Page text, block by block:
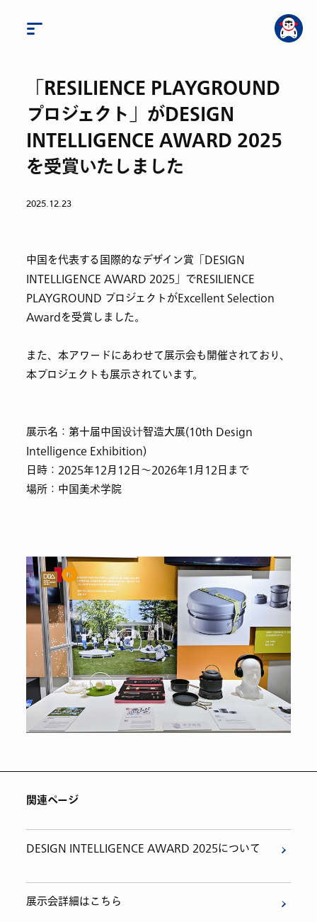
「RESILIENCE PLAYGROUND
プロジェクト」がDESIGN
INTELLIGENCE AWARD 2025
を受賞いたしました
2025.12.23
中国を代表する国際的なデザイン賞「DESIGN
INTELLIGENCE AWARD 2025」でRESILIENCE
PLAYGROUND プロジェクトがExcellent Selection
Awardを受賞しました。
また、本アワードにあわせて展示会も開催されており、
本プロジェクトも展示されています。
展示名：第十届中国设计智造大展(10th Design
Intelligence Exhibition)
日時：2025年12月12日～2026年1月12日まで
場所：中国美术学院
関連ページ
DESIGN INTELLIGENCE AWARD 2025について
展示会詳細はこちら